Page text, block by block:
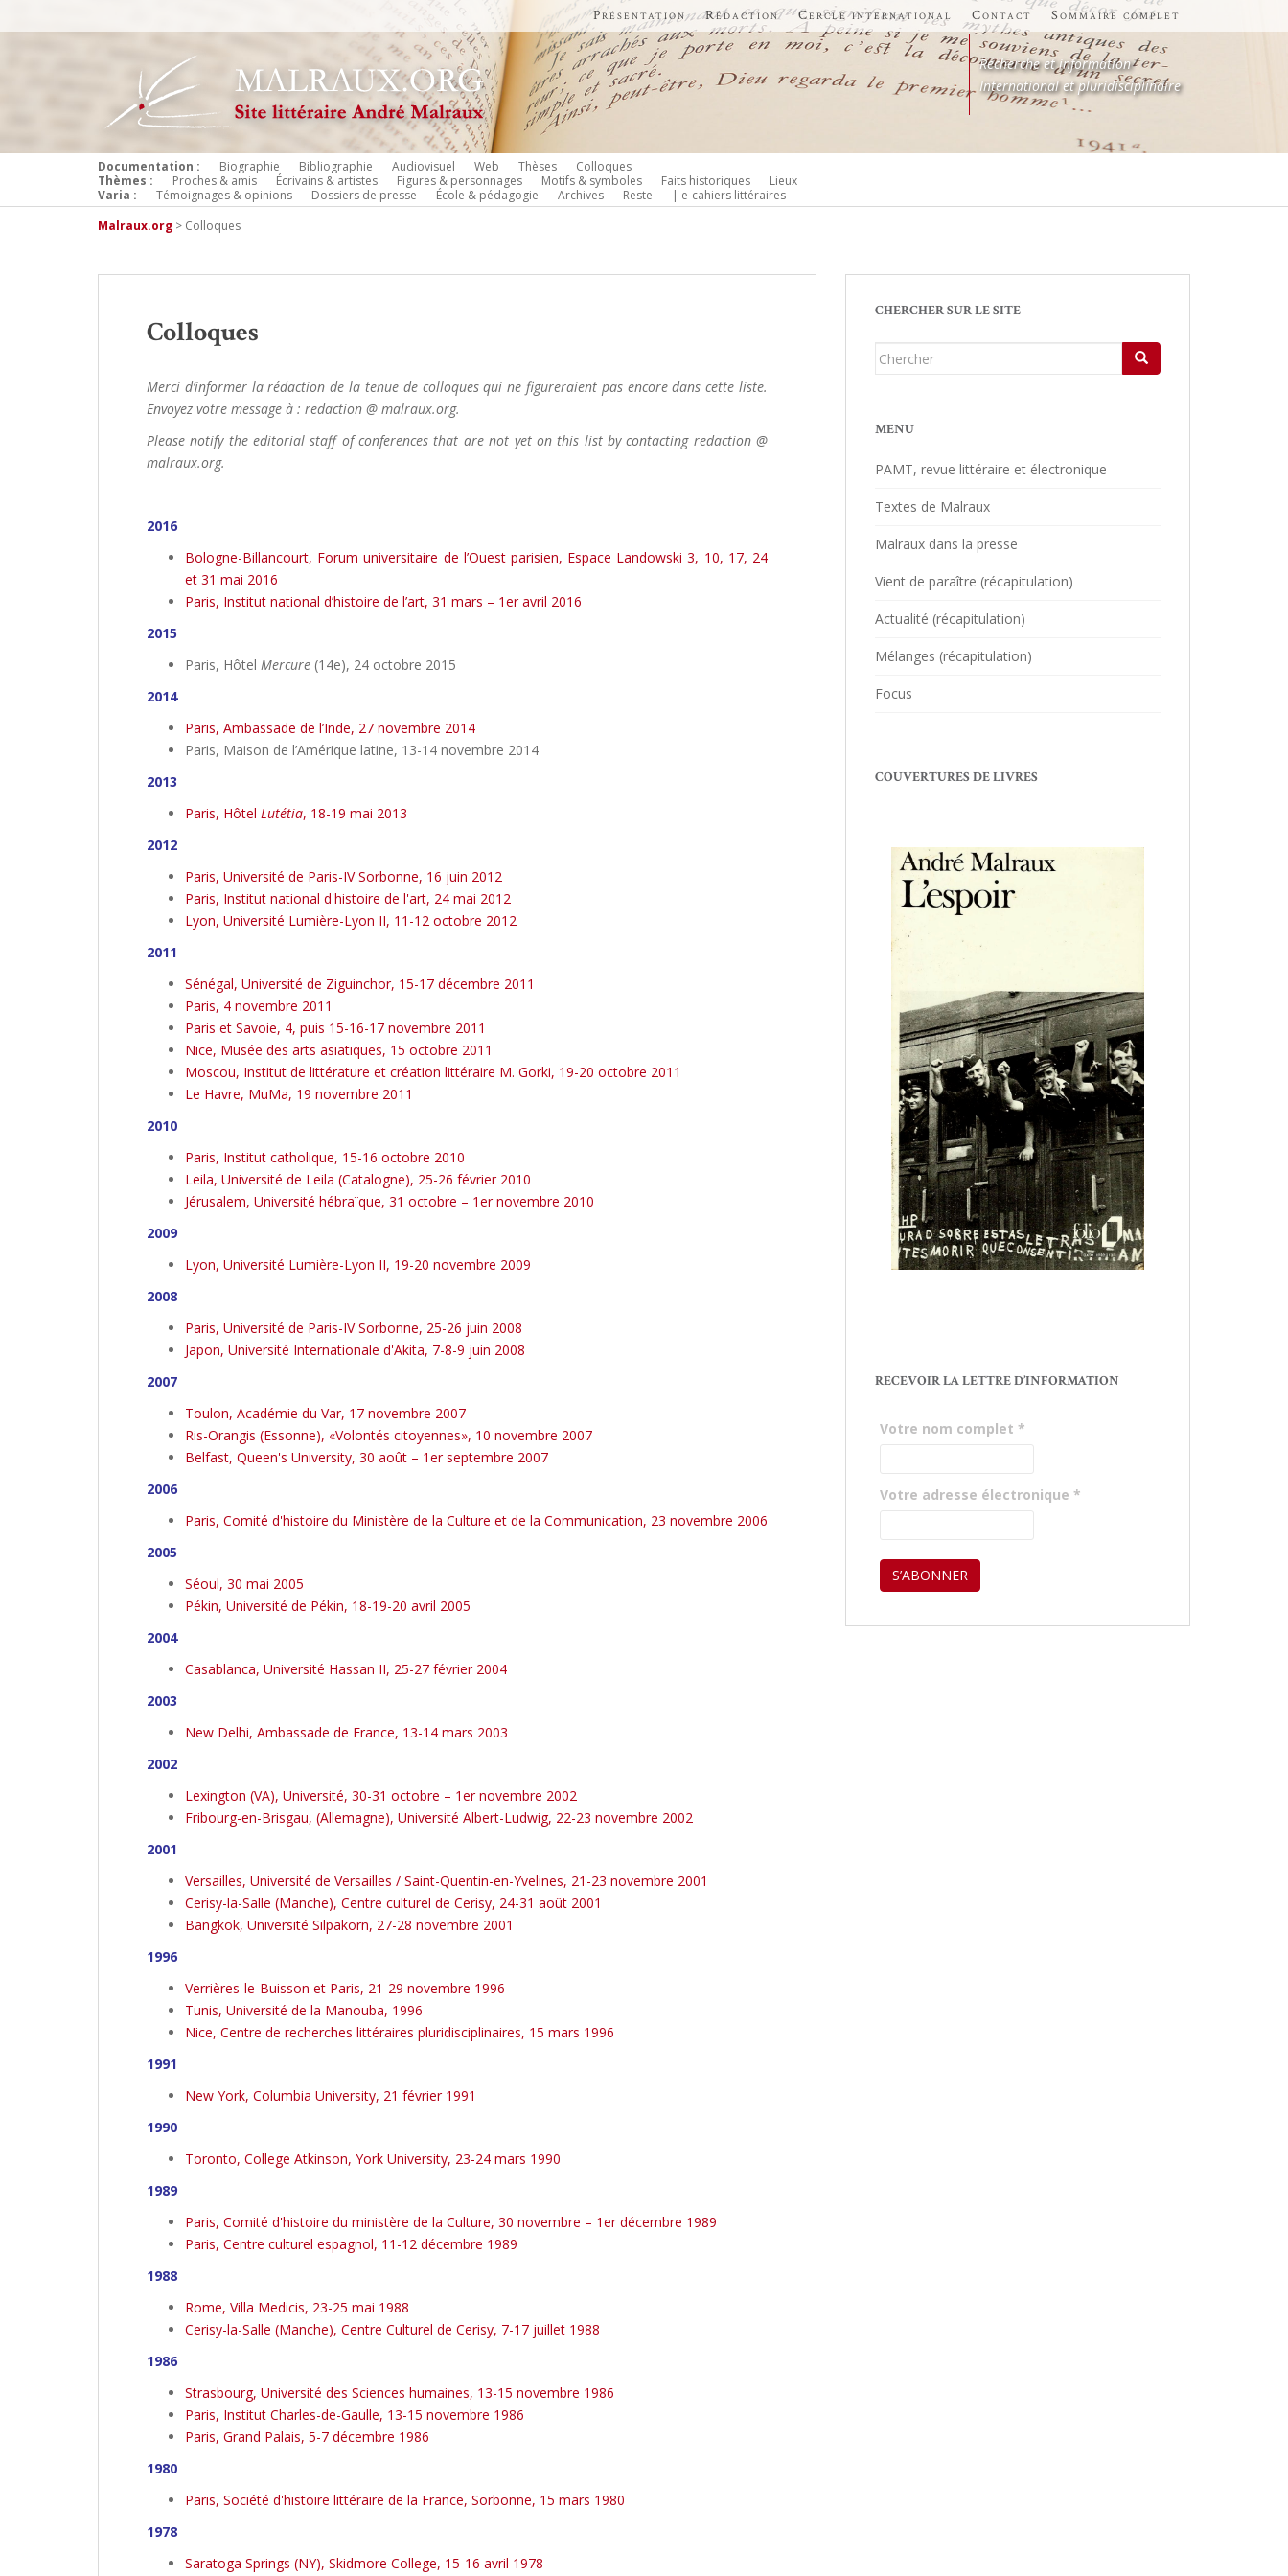
Présentation Rédaction Cercle international Contact Sommaire complet
Recherche et information
International et pluridisciplinaire
Documentation : Biographie Bibliographie Audiovisuel Web Thèses
Colloques
Thèmes :
Proches & amis Écrivains & artistes Figures & personnages Motifs & symboles Faits historiques
Lieux
Varia :
Témoignages & opinions Dossiers de presse École & pédagogie Archives Reste
| e-cahiers littéraires
Malraux.org > Colloques
Colloques
Merci d’informer la rédaction de la tenue de colloques qui ne figureraient pas encore dans cette liste.
Envoyez votre message à : redaction @ malraux.org.
Please notify the editorial staff of conferences that are not yet on this list by contacting redaction @
malraux.org.
2016
Bologne-Billancourt, Forum universitaire de l’Ouest parisien, Espace Landowski 3, 10, 17, 24
et 31 mai 2016
Paris, Institut national d’histoire de l’art, 31 mars – 1er avril 2016
2015
Paris, Hôtel Mercure (14e), 24 octobre 2015
2014
Paris, Ambassade de l’Inde, 27 novembre 2014
Paris, Maison de l’Amérique latine, 13-14 novembre 2014
2013
Paris, Hôtel Lutétia, 18-19 mai 2013
2012
Paris, Université de Paris-IV Sorbonne, 16 juin 2012
Paris, Institut national d'histoire de l'art, 24 mai 2012
Lyon, Université Lumière-Lyon II, 11-12 octobre 2012
2011
Sénégal, Université de Ziguinchor, 15-17 décembre 2011
Paris, 4 novembre 2011
Paris et Savoie, 4, puis 15-16-17 novembre 2011
Nice, Musée des arts asiatiques, 15 octobre 2011
Moscou, Institut de littérature et création littéraire M. Gorki, 19-20 octobre 2011
Le Havre, MuMa, 19 novembre 2011
2010
Paris, Institut catholique, 15-16 octobre 2010
Leila, Université de Leila (Catalogne), 25-26 février 2010
Jérusalem, Université hébraïque, 31 octobre – 1er novembre 2010
2009
Lyon, Université Lumière-Lyon II, 19-20 novembre 2009
2008
Paris, Université de Paris-IV Sorbonne, 25-26 juin 2008
Japon, Université Internationale d'Akita, 7-8-9 juin 2008
2007
Toulon, Académie du Var, 17 novembre 2007
Ris-Orangis (Essonne), «Volontés citoyennes», 10 novembre 2007
Belfast, Queen's University, 30 août – 1er septembre 2007
2006
Paris, Comité d'histoire du Ministère de la Culture et de la Communication, 23 novembre 2006
2005
Séoul, 30 mai 2005
Pékin, Université de Pékin, 18-19-20 avril 2005
2004
Casablanca, Université Hassan II, 25-27 février 2004
2003
New Delhi, Ambassade de France, 13-14 mars 2003
2002
Lexington (VA), Université, 30-31 octobre – 1er novembre 2002
Fribourg-en-Brisgau, (Allemagne), Université Albert-Ludwig, 22-23 novembre 2002
2001
Versailles, Université de Versailles / Saint-Quentin-en-Yvelines, 21-23 novembre 2001
Cerisy-la-Salle (Manche), Centre culturel de Cerisy, 24-31 août 2001
Bangkok, Université Silpakorn, 27-28 novembre 2001
1996
Verrières-le-Buisson et Paris, 21-29 novembre 1996
Tunis, Université de la Manouba, 1996
Nice, Centre de recherches littéraires pluridisciplinaires, 15 mars 1996
1991
New York, Columbia University, 21 février 1991
1990
Toronto, College Atkinson, York University, 23-24 mars 1990
1989
Paris, Comité d'histoire du ministère de la Culture, 30 novembre – 1er décembre 1989
Paris, Centre culturel espagnol, 11-12 décembre 1989
1988
Rome, Villa Medicis, 23-25 mai 1988
Cerisy-la-Salle (Manche), Centre Culturel de Cerisy, 7-17 juillet 1988
1986
Strasbourg, Université des Sciences humaines, 13-15 novembre 1986
Paris, Institut Charles-de-Gaulle, 13-15 novembre 1986
Paris, Grand Palais, 5-7 décembre 1986
1980
Paris, Société d'histoire littéraire de la France, Sorbonne, 15 mars 1980
1978
Saratoga Springs (NY), Skidmore College, 15-16 avril 1978
CHERCHER SUR LE SITE
Chercher...
MENU
PAMT, revue littéraire et électronique
Textes de Malraux
Malraux dans la presse
Vient de paraître (récapitulation)
Actualité (récapitulation)
Mélanges (récapitulation)
Focus
COUVERTURES DE LIVRES
RECEVOIR LA LETTRE D’INFORMATION
Votre nom complet *
Votre adresse électronique *